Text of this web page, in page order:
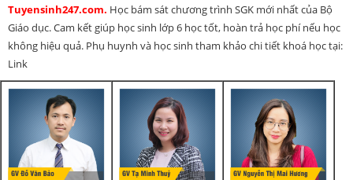
Tuyensinh247.com. Học bám sát chương trình SGK mới nhất của Bộ
Giáo dục. Cam kết giúp học sinh lớp 6 học tốt, hoàn trả học phí nếu học
không hiệu quả. Phụ huynh và học sinh tham khảo chi tiết khoá học tại:
Link